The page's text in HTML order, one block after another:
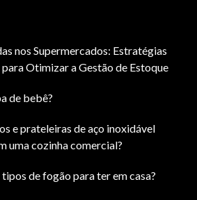
nos Supermercados: Estratégias
para Otimizar a Gestão de Estoque
de bebê?
e prateleiras de aço inoxidável
uma cozinha comercial?
de fogão para ter em casa?